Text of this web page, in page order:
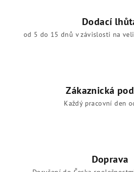
Dodací
od 5 do 15 dnů v závislosti na
Zákaznická
Každý pracovní den
Doprava